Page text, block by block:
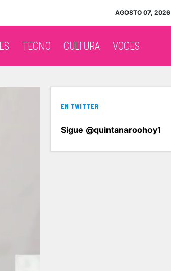
AGOSTO 07, 2026
TECNO CULTURA VOCES
EN TWITTER
Sigue @quintanaroohoy1